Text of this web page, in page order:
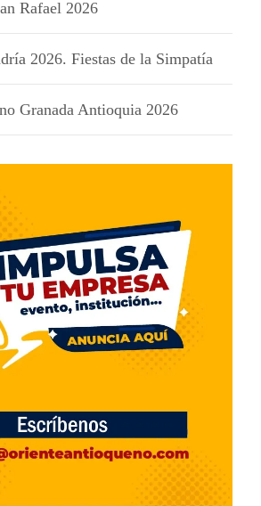
Rafael 2026
2026. Fiestas de la Simpatía
Granada Antioquia 2026